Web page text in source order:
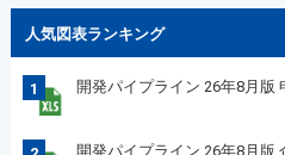
人気図表ランキング
1 開発パイプライン 26年8月版
開発パイプライン 26年8月版